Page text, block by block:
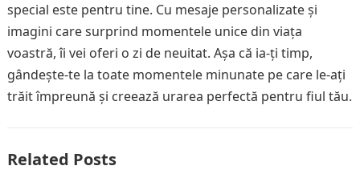
special este pentru tine. Cu mesaje personalizate și
imagini care surprind momentele unice din viața
voastră, îi vei oferi o zi de neuitat. Așa că ia-ți timp,
gândește-te la toate momentele minunate pe care le-ați
trăit împreună și creează urarea perfectă pentru fiul tău.
Related Posts